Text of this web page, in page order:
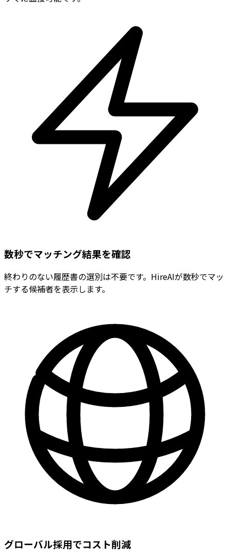
数秒でマッチング結果を確認
終わりのない履歴書の選別は不要です。HireAIが数秒でマッ
チする候補者を表示します。
グローバル採用でコスト削減